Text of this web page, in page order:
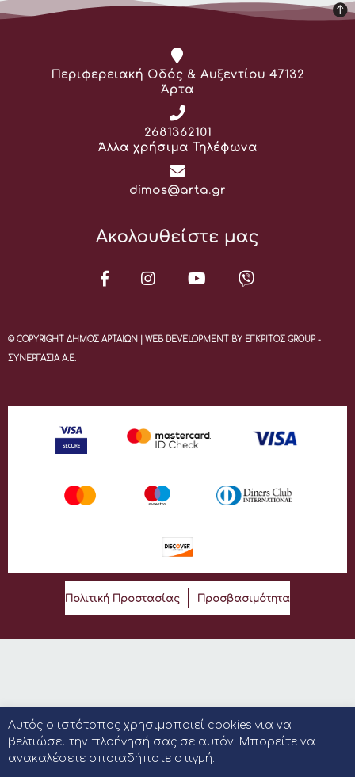
Διεύθυνση:
Περιφερειακή Οδός & Αυξεντίου 47132
Άρτα
Τηλέφωνο:
2681362101
Άλλα χρήσιμα Τηλέφωνα
Email:
dimos@arta.gr
Ακολουθείστε μας
© COPYRIGHT ΔΗΜΟΣ ΑΡΤΑΙΩΝ | WEB DEVELOPMENT BY ΕΓΚΡΙΤΟΣ GROUP -
ΣΥΝΕΡΓΑΣΙΑ Α.Ε.
Πολιτική Προστασίας Προσβασιμότητα
Αυτός ο ιστότοπος χρησιμοποιεί cookies για να
βελτιώσει την πλοήγησή σας σε αυτόν. Μπορείτε να
ανακαλέσετε οποιαδήποτε στιγμή.